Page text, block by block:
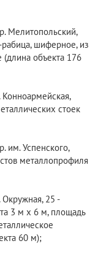
Мелитопольский,
шиферное, из
объекта 176
Конноармейская,
стоек
им. Успенского,
металлопрофиля
Окружная, 25 -
3 м х 6 м, площадь
60 м);